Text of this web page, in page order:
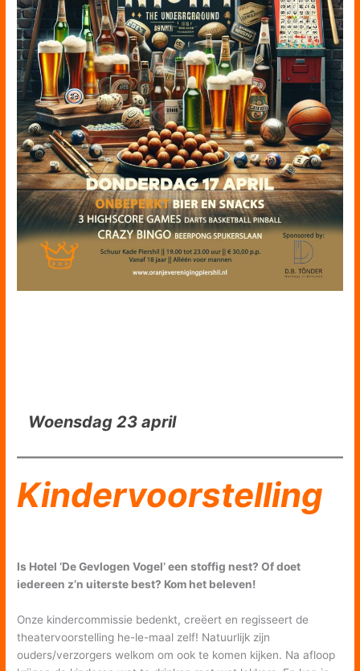
Woensdag 23 april
Kindervoorstelling
Is Hotel ‘De Gevlogen Vogel’ een stoffig nest? Of doet
iedereen z’n uiterste best? Kom het beleven!
Onze kindercommissie bedenkt, creëert en regisseert de
theatervoorstelling he-le-maal zelf! Natuurlijk zijn
ouders/verzorgers welkom om ook te komen kijken. Na afloop